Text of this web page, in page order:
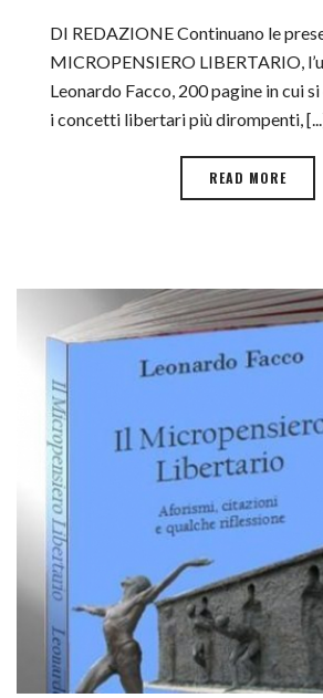
DI REDAZIONE Continuano le
MICROPENSIERO LIBERTARIO,
Leonardo Facco, 200 pagine in cui
i concetti libertari più dirompenti,
READ MORE